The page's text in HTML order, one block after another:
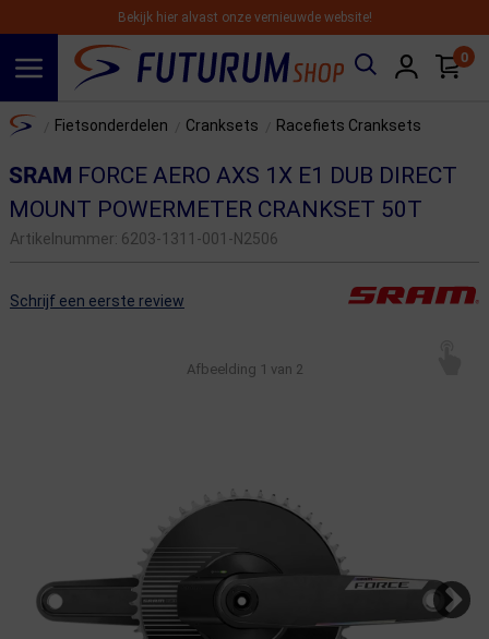
Bekijk hier alvast onze vernieuwde website!
0
Home Fietsonderdelen Cranksets Racefiets Cranksets
SRAM FORCE AERO AXS 1X E1 DUB DIRECT
MOUNT POWERMETER CRANKSET 50T
Artikelnummer: 6203-1311-001-N2506
Schrijf een eerste review
Afbeelding 1 van 2